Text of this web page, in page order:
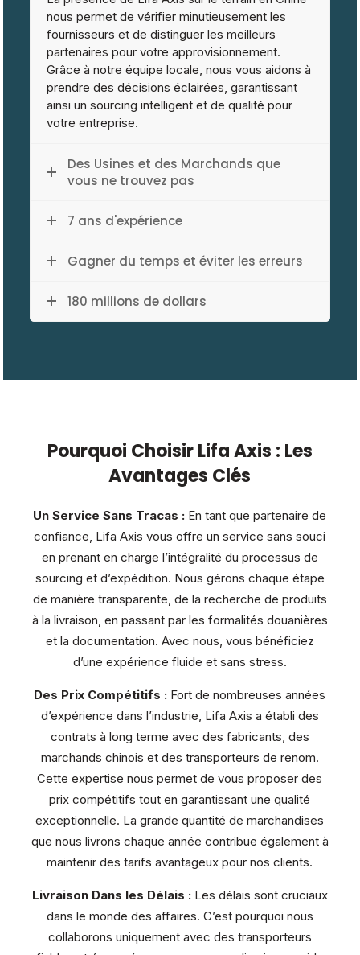
nous permet de vérifier minutieusement les
fournisseurs et de distinguer les meilleurs
partenaires pour votre approvisionnement.
Grâce à notre équipe locale, nous vous aidons à
prendre des décisions éclairées, garantissant
ainsi un sourcing intelligent et de qualité pour
votre entreprise.
Des Usines et des Marchands que
vous ne trouvez pas
7 ans d'expérience
Gagner du temps et éviter les erreurs
180 millions de dollars
Pourquoi Choisir Lifa Axis : Les
Avantages Clés
Un Service Sans Tracas : En tant que partenaire de
confiance, Lifa Axis vous offre un service sans souci
en prenant en charge l’intégralité du processus de
sourcing et d’expédition. Nous gérons chaque étape
de manière transparente, de la recherche de produits
à la livraison, en passant par les formalités douanières
et la documentation. Avec nous, vous bénéficiez
d’une expérience fluide et sans stress.
Des Prix Compétitifs : Fort de nombreuses années
d’expérience dans l’industrie, Lifa Axis a établi des
contrats à long terme avec des fabricants, des
marchands chinois et des transporteurs de renom.
Cette expertise nous permet de vous proposer des
prix compétitifs tout en garantissant une qualité
exceptionnelle. La grande quantité de marchandises
que nous livrons chaque année contribue également à
maintenir des tarifs avantageux pour nos clients.
Livraison Dans les Délais :Les délais sont cruciaux
dans le monde des affaires. C’est pourquoi nous
collaborons uniquement avec des transporteurs